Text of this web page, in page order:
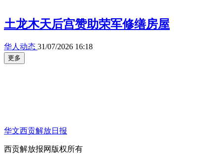
土龙木天后宫赞助荣军修缮房屋
华人动态 31/07/2026 16:18
更多
华文西贡解放日报
西贡解放报网版权所有